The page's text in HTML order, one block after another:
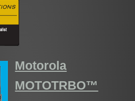
Motorola
MOTOTRBO™